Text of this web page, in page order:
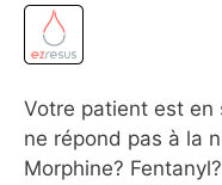
Votre patient est en
ne répond pas à la
Morphine?